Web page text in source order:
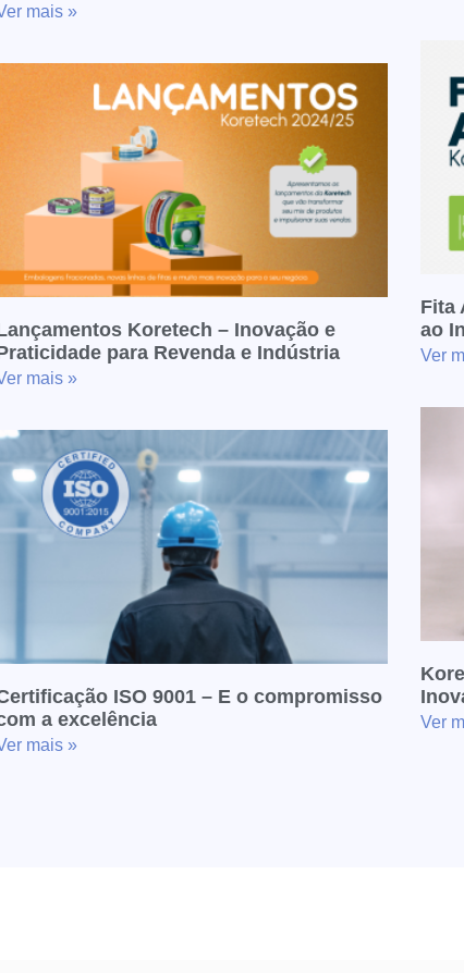
mais »
Koretech – Inovação e
para Revenda e Indústria
mais »
Fita
ao
Ver
ISO 9001 – E o compromisso
a excelência
mais »
Ver